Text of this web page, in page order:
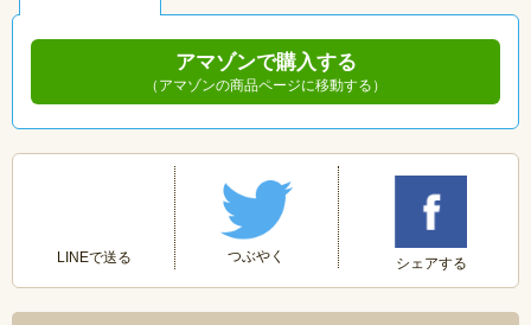
アマゾンで購入する
（アマゾンの商品ページに移動する）
LINEで送る つぶやく シェアする